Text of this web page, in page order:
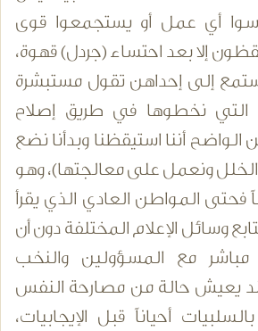
أي عمل أو يستجمعوا قوى
إلا بعد احتساء (جردل) قهوة،
إلى إحداهن تقول مستبشرة
التي نخطوها في طريق إصلاح
أننا استيقظنا وبدأنا نضع
الخلل ونعمل على معالجتها)، وهو
فحتى المواطن العادي الذي يقرأ
وسائل الإعلام المختلفة دون أن
مع المسؤولين والنخب
يعيش حالة من مصارحة النفس
أحياناً قبل الإيجابيات،